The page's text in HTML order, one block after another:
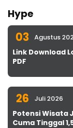
Hype
03 Agustus
Link Download
PDF
26 Juli 2026
Potensi Wisata
Cuma Tinggal